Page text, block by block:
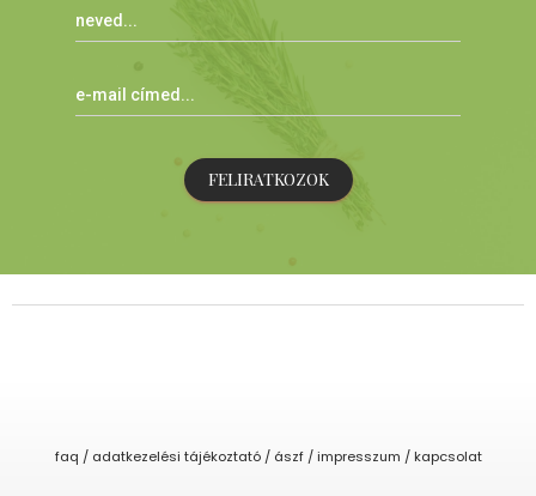
FELIRATKOZOK
faq / adatkezelési tájékoztató / ászf / impresszum / kapcsolat